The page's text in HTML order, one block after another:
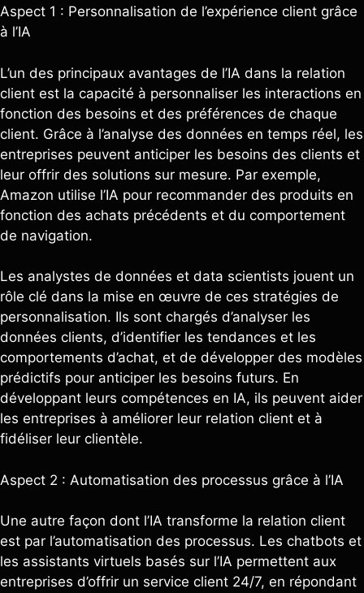
Aspect 1 : Personnalisation de l’expérience client grâce
à l’IA
L’un des principaux avantages de l’IA dans la relation
client est la capacité à personnaliser les interactions en
fonction des besoins et des préférences de chaque
client. Grâce à l’analyse des données en temps réel, les
entreprises peuvent anticiper les besoins des clients et
leur offrir des solutions sur mesure. Par exemple,
Amazon utilise l’IA pour recommander des produits en
fonction des achats précédents et du comportement
de navigation.
Les analystes de données et data scientists jouent un
rôle clé dans la mise en œuvre de ces stratégies de
personnalisation. Ils sont chargés d’analyser les
données clients, d’identifier les tendances et les
comportements d’achat, et de développer des modèles
prédictifs pour anticiper les besoins futurs. En
développant leurs compétences en IA, ils peuvent aider
les entreprises à améliorer leur relation client et à
fidéliser leur clientèle.
Aspect 2 : Automatisation des processus grâce à l’IA
Une autre façon dont l’IA transforme la relation client
est par l’automatisation des processus. Les chatbots et
les assistants virtuels basés sur l’IA permettent aux
entreprises d’offrir un service client 24/7, en répondant